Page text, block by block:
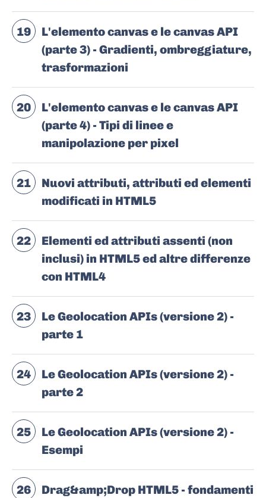
19
L'elemento canvas e le canvas API
(parte 3) - Gradienti, ombreggiature,
trasformazioni
20
L'elemento canvas e le canvas API
(parte 4) - Tipi di linee e
manipolazione per pixel
21
Nuovi attributi, attributi ed elementi
modificati in HTML5
22
Elementi ed attributi assenti (non
inclusi) in HTML5 ed altre differenze
con HTML4
23
Le Geolocation APIs (versione 2) -
parte 1
24
Le Geolocation APIs (versione 2) -
parte 2
25
Le Geolocation APIs (versione 2) -
Esempi
26
Drag&amp;Drop HTML5 - fondamenti